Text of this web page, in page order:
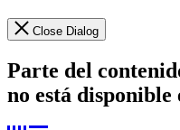
Close Dialog
Parte del
no está disponible